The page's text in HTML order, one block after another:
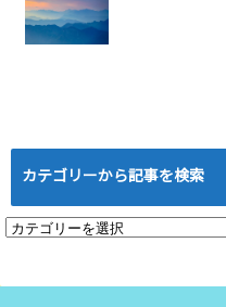
と権利収入の可能
性
2025.07.21
トワークビジネス
り
2025.07.16
カテゴリーから記事を検索
カ
ゴ